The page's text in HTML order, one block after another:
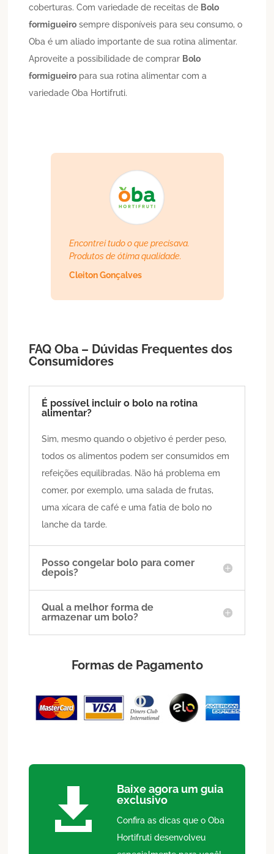
coberturas. Com variedade de receitas de Bolo
formigueiro sempre disponíveis para seu consumo, o
Oba é um aliado importante de sua rotina alimentar.
Aproveite a possibilidade de comprar Bolo
formigueiro para sua rotina alimentar com a
variedade Oba Hortifruti.
Encontrei tudo o que precisava.
Produtos de ótima qualidade.
Cleiton Gonçalves
FAQ Oba – Dúvidas Frequentes dos
Consumidores
É possível incluir o bolo na rotina
alimentar?
Sim, mesmo quando o objetivo é perder peso,
todos os alimentos podem ser consumidos em
refeições equilibradas. Não há problema em
comer, por exemplo, uma salada de frutas,
uma xícara de café e uma fatia de bolo no
lanche da tarde.
Posso congelar bolo para comer
depois?
Qual a melhor forma de
armazenar um bolo?
Formas de Pagamento

Baixe agora um guia
exclusivo
Confira as dicas que o Oba
Hortifruti desenvolveu